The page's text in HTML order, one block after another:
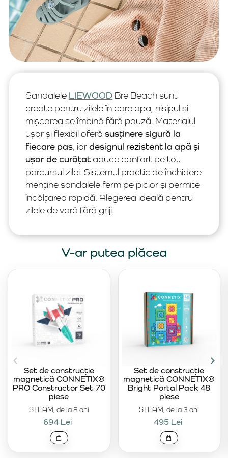
Sandalele LIEWOOD Bre Beach sunt
create pentru zilele în care apa, nisipul și
mișcarea se îmbină fără pauză. Materialul
ușor și flexibil oferă susținere sigură la
fiecare pas , iardesignul rezistent la apă și
ușor de curățataduce confort pe tot
parcursul zilei. Sistemul practic de închidere
menține sandalele ferm pe picior și permite
încălțarea rapidă. Alegerea ideală pentru
zilele de vară fără griji.
V-ar putea plăcea
STEAM, de la 8 ani
Set de construcție
magnetică CONNETIX®
PRO Constructor Set 70
piese
694 Lei
STEAM, de la 3 ani
Set de construcție
magnetică CONNETIX®
Bright Portal Pack 48
piese
495 Lei